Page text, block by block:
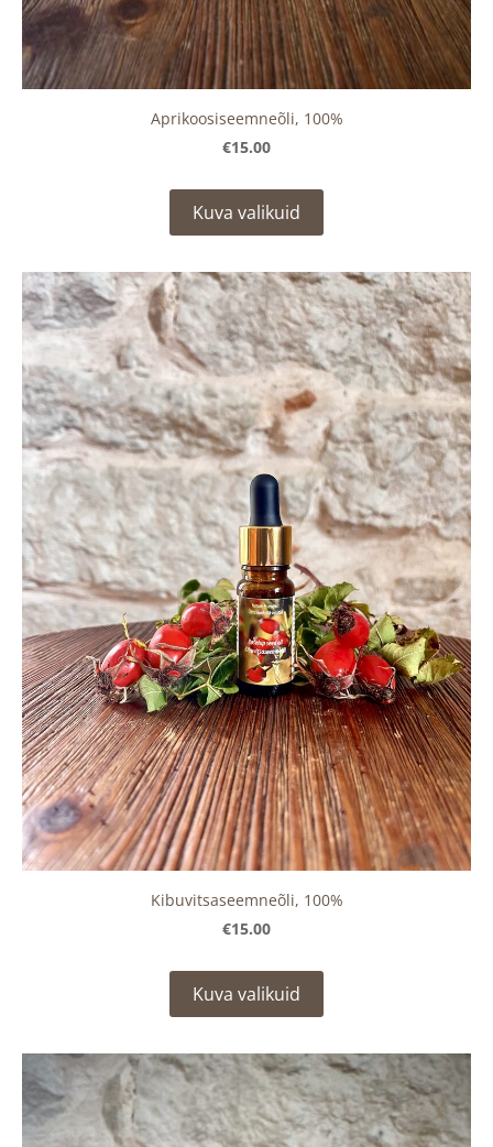
Aprikoosiseemneõli, 100%
€15.00
Kuva valikuid
Kibuvitsaseemneõli, 100%
€15.00
Kuva valikuid